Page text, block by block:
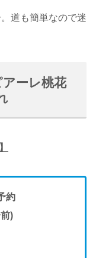
道も簡単なので迷
ーレ桃花
約
)